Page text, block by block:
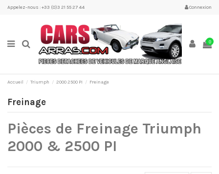
Appelez-nous : +33 (0)3 21 55 27 44 Connexion
0
Accueil Triumph 2000 2500 PI Freinage
Freinage
Pièces de Freinage Triumph
2000 & 2500 PI